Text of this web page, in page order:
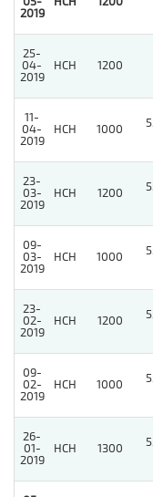
2019
25-
04-
2019
HCH 1200
11-
04-
2019
HCH 1000
23-
03-
2019
HCH 1200
09-
03-
2019
HCH 1000
23-
02-
2019
HCH 1200
09-
02-
2019
HCH 1000
26-
01-
2019
HCH 1300